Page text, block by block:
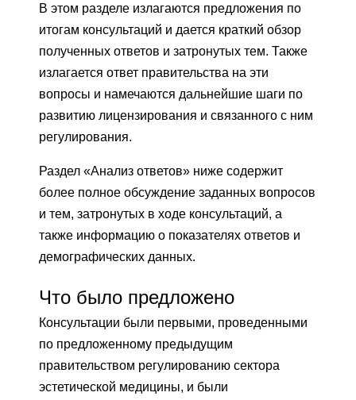
В этом разделе излагаются предложения по
итогам консультаций и дается краткий обзор
полученных ответов и затронутых тем. Также
излагается ответ правительства на эти
вопросы и намечаются дальнейшие шаги по
развитию лицензирования и связанного с ним
регулирования.
Раздел «Анализ ответов» ниже содержит
более полное обсуждение заданных вопросов
и тем, затронутых в ходе консультаций, а
также информацию о показателях ответов и
демографических данных.
Что было предложено
Консультации были первыми, проведенными
по предложенному предыдущим
правительством регулированию сектора
эстетической медицины, и были